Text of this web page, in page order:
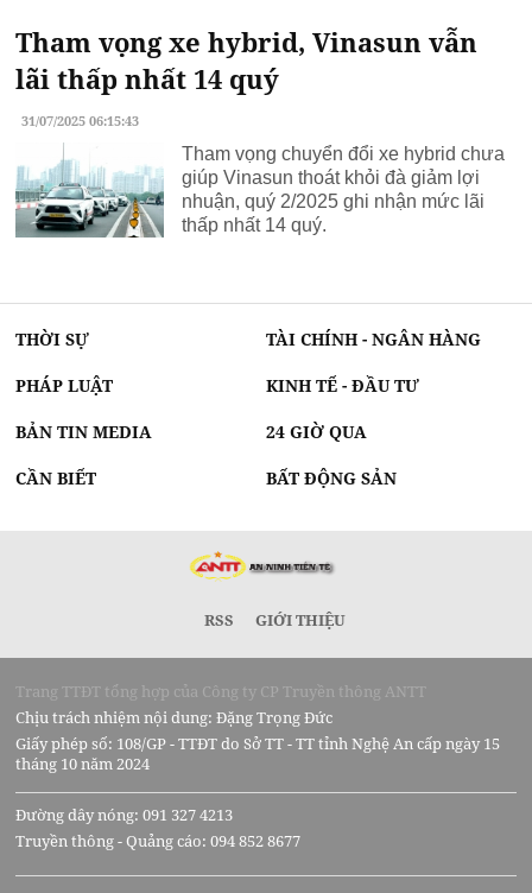
Tham vọng xe hybrid, Vinasun vẫn
lãi thấp nhất 14 quý
31/07/2025 06:15:43
Tham vọng chuyển đổi xe hybrid chưa
giúp Vinasun thoát khỏi đà giảm lợi
nhuận, quý 2/2025 ghi nhận mức lãi
thấp nhất 14 quý.
THỜI SỰ TÀI CHÍNH - NGÂN HÀNG
PHÁP LUẬT KINH TẾ - ĐẦU TƯ
BẢN TIN MEDIA 24 GIỜ QUA
CẦN BIẾT BẤT ĐỘNG SẢN
RSS GIỚI THIỆU
Trang TTĐT tổng hợp của Công ty CP Truyền thông ANTT
Chịu trách nhiệm nội dung: Đặng Trọng Đức
Giấy phép số: 108/GP - TTĐT do Sở TT - TT tỉnh Nghệ An cấp ngày 15
tháng 10 năm 2024
Đường dây nóng: 091 327 4213
Truyền thông - Quảng cáo: 094 852 8677